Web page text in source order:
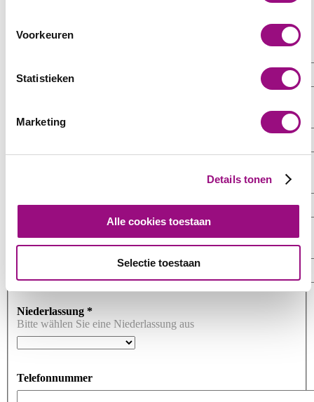
Voorkeuren
Statistieken
Marketing
Details tonen
Alle cookies toestaan
Selectie toestaan
Firma
PLZ & Stadt
Niederlassung *
Bitte wählen Sie eine Niederlassung aus
Telefonnummer